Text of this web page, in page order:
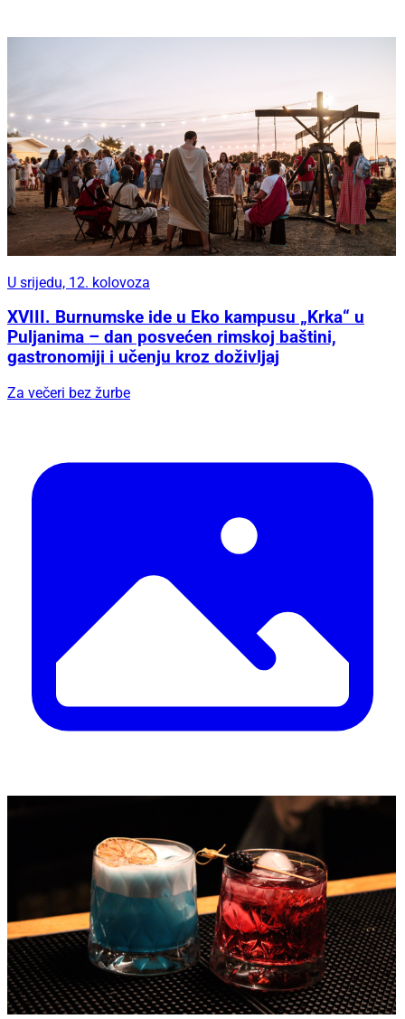
U srijedu, 12. kolovoza
XVIII. Burnumske ide u Eko kampusu „Krka“ u
Puljanima – dan posvećen rimskoj baštini,
gastronomiji i učenju kroz doživljaj
Za večeri bez žurbe